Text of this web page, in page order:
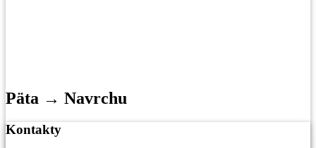
Päta → Navrchu
Kontakty